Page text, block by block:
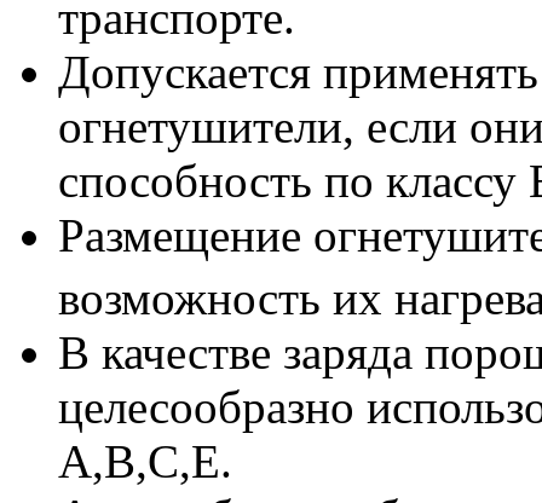
транспорте.
Допускается
огнетушители, если
способность по
Размещение
возможность их
В качестве заряда
целесообразно
А,В,С,Е.